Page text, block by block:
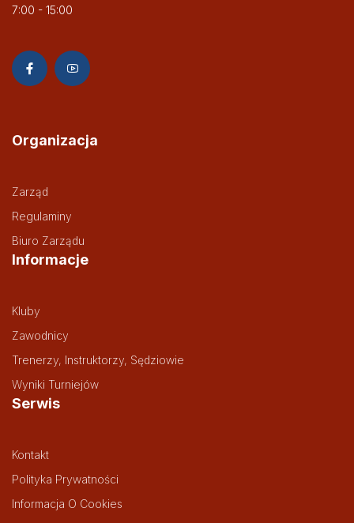
7:00 - 15:00
Organizacja
Zarząd
Regulaminy
Biuro Zarządu
Informacje
Kluby
Zawodnicy
Trenerzy, Instruktorzy, Sędziowie
Wyniki Turniejów
Serwis
Kontakt
Polityka Prywatności
Informacja O Cookies